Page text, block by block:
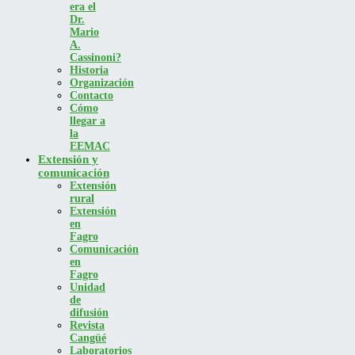
era el
Dr.
Mario
A.
Cassinoni?
Historia
Organización
Contacto
Cómo
llegar a
la
EEMAC
Extensión y
comunicación
Extensión
rural
Extensión
en
Fagro
Comunicación
en
Fagro
Unidad
de
difusión
Revista
Cangüé
Laboratorios